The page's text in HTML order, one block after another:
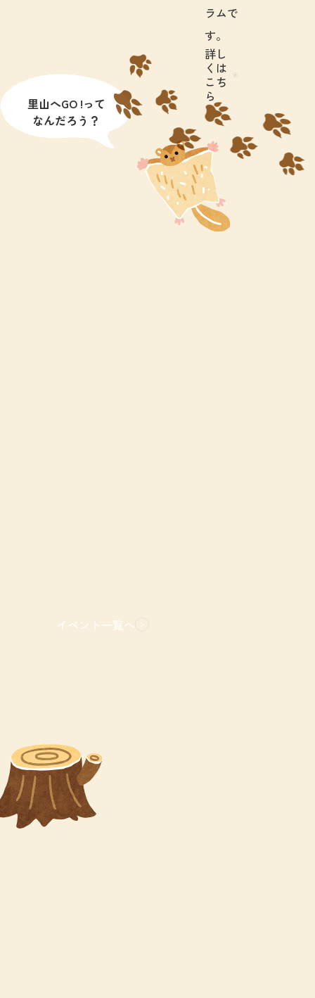
ラムで
す。
詳し
くは
こち
ら
里山へGO !って
なんだろう？
イベント一覧へ